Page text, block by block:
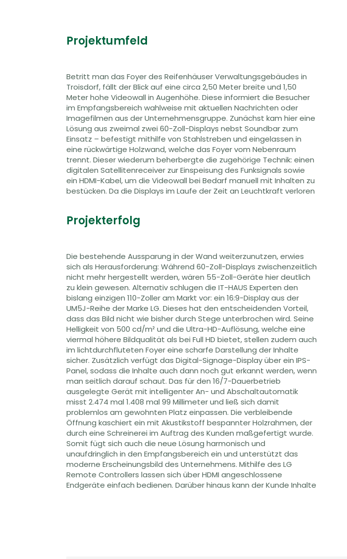
Projektumfeld
Betritt man das Foyer des Reifenhäuser Verwaltungsgebäudes in
Troisdorf, fällt der Blick auf eine circa 2,50 Meter breite und 1,50
Meter hohe Videowall in Augenhöhe. Diese informiert die Besucher
im Empfangsbereich wahlweise mit aktuellen Nachrichten oder
Imagefilmen aus der Unternehmensgruppe. Zunächst kam hier eine
Lösung aus zweimal zwei 60-Zoll-Displays nebst Soundbar zum
Einsatz – befestigt mithilfe von Stahlstreben und eingelassen in
eine rückwärtige Holzwand, welche das Foyer vom Nebenraum
trennt. Dieser wiederum beherbergte die zugehörige Technik: einen
digitalen Satellitenreceiver zur Einspeisung des Funksignals sowie
ein HDMI-Kabel, um die Videowall bei Bedarf manuell mit Inhalten zu
bestücken. Da die Displays im Laufe der Zeit an Leuchtkraft verloren
hatten, suchte Reifenhäuser nach Ersatz in Form einer UHD fähigen
Lösung mit unkomplizierter Ansteuerung und integrierter
Audiokomponente, um etwa auch Besuchergruppen von bis zu 20
Personen mit einer multimedialen Präsentation begrüßen zu
können. Hierbei zog das Unternehmen seinen langjährigen IT-
Partner, die IT-HAUS GmbH aus Föhren, zu Rate. IT-HAUS hatte
unlängst die Besprechungsräume des Kunden mit modernster
Videokonferenztechnik ausgestattet und damit bereits seine
Expertise sowohl in der Planung und Ausarbeitung als auch in der
Umsetzung zeitgemäßer Präsentationslösungen unter Beweis
Projekterfolg
Die bestehende Aussparung in der Wand weiterzunutzen, erwies
sich als Herausforderung: Während 60-Zoll-Displays zwischenzeitlich
nicht mehr hergestellt werden, wären 55-Zoll-Geräte hier deutlich
zu klein gewesen. Alternativ schlugen die IT-HAUS Experten den
bislang einzigen 110-Zoller am Markt vor: ein 16:9-Display aus der
UM5J-Reihe der Marke LG. Dieses hat den entscheidenden Vorteil,
dass das Bild nicht wie bisher durch Stege unterbrochen wird. Seine
Helligkeit von 500 cd/m² und die Ultra-HD-Auflösung, welche eine
viermal höhere Bildqualität als bei Full HD bietet, stellen zudem auch
im lichtdurchfluteten Foyer eine scharfe Darstellung der Inhalte
sicher. Zusätzlich verfügt das Digital-Signage-Display über ein IPS-
Panel, sodass die Inhalte auch dann noch gut erkannt werden, wenn
man seitlich darauf schaut. Das für den 16/7-Dauerbetrieb
ausgelegte Gerät mit intelligenter An- und Abschaltautomatik
misst 2.474 mal 1.408 mal 99 Millimeter und ließ sich damit
problemlos am gewohnten Platz einpassen. Die verbleibende
Öffnung kaschiert ein mit Akustikstoff bespannter Holzrahmen, der
durch eine Schreinerei im Auftrag des Kunden maßgefertigt wurde.
Somit fügt sich auch die neue Lösung harmonisch und
unaufdringlich in den Empfangsbereich ein und unterstützt das
moderne Erscheinungsbild des Unternehmens. Mithilfe des LG
Remote Controllers lassen sich über HDMI angeschlossene
Endgeräte einfach bedienen. Darüber hinaus kann der Kunde Inhalte
schnell und unkompliziert mithilfe der drahtlosen
Präsentationslösung ClickShare des Herstellers Barco teilen, ohne
dafür den Technikraum betreten zu müssen. Dies geschieht über
den sogenannten ClickShare Button, der per USB an das Notebook
oder sonstige mobile Gerät anzuschließen ist. Sobald die
zugehörige Plug-and-Play-Software gestartet ist, muss lediglich
der Button betätigt werden, um den eigenen Bildschirm auf das
Display zu übertragen. Für optimalen Klang sorgt das zusammen
mit dem Herstellerpartner AUDAC konfigurierte Audiosystem,
bestehend aus zwei seitlich des Displays montierten und komplett
durch den Akustikstoff verdeckten Zeilenlautsprechern sowie einem
Subwoofer. Das System ist per Aux-Kabel an die Kopfhörerbuchse
angeschlossen, sodass sich die Lautstärke ebenfalls über die LG
Fernbedienung regeln lässt. Die Montage vor Ort erfolgte durch zwei